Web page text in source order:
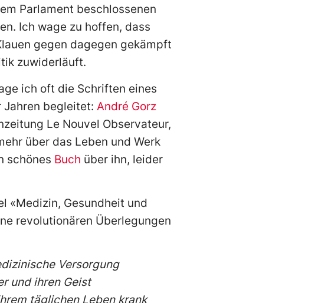
Parlament beschlossenen
Ich wage zu hoffen, dass
gegen dagegen gekämpft
zuwiderläuft.
ich oft die Schriften eines
Jahren begleitet: André Gorz
Le Nouvel Observateur,
über das Leben und Werk
schönes Buch über ihn, leider
«Medizin, Gesundheit und
revolutionären Überlegungen
Versorgung
und ihren Geist
täglichen Leben krank